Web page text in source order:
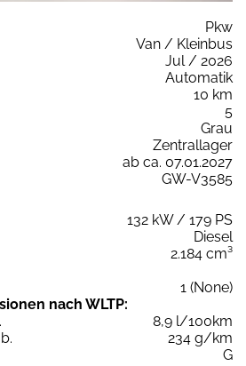
Pkw
Van / Kleinbus
Jul / 2026
Automatik
10 km
5
Grau
Zentrallager
ab ca. 07.01.2027
GW-V3585
132 kW / 179 PS
Diesel
2.184 cm³
1 (None)
nach WLTP:
8,9 l/100km
234 g/km
G